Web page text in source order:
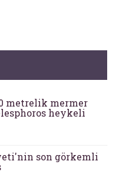
metrelik mermer
heykeli
son görkemli